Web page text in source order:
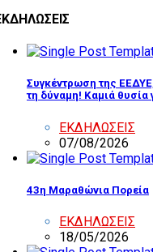
Συγκέντρωση της
τη δύναμη! Καμιά θυσία
ΕΚΔΗΛΩΣΕΙΣ
07/08/2026
43η Μαραθώνια Πορεία
ΕΚΔΗΛΩΣΕΙΣ
18/05/2026